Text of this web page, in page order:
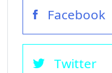
Facebook
Twitter